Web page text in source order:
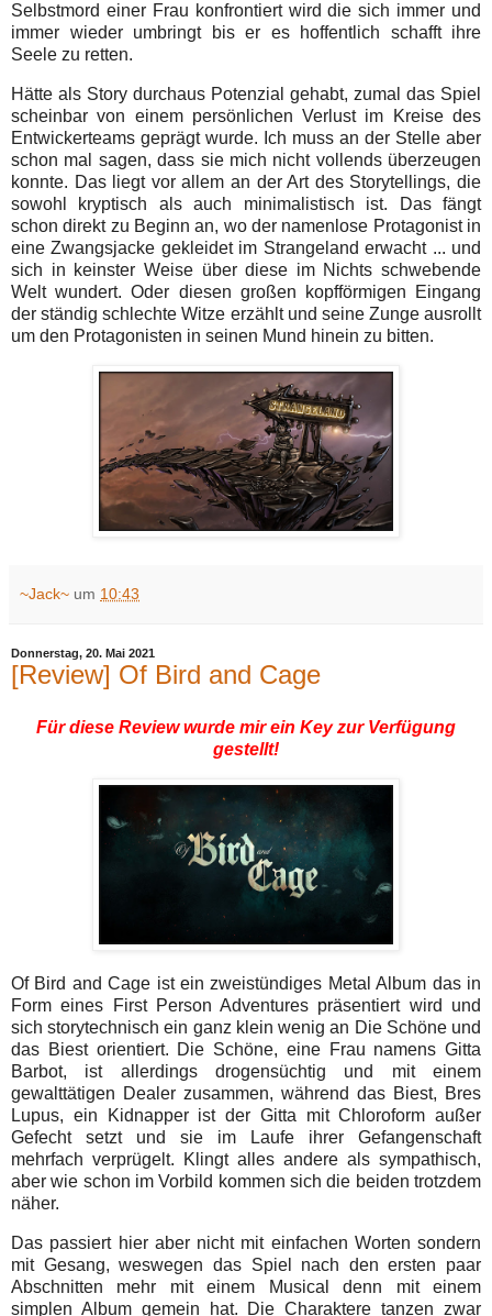
Selbstmord einer Frau konfrontiert wird die sich immer und
immer wieder umbringt bis er es hoffentlich schafft ihre
Seele zu retten.
Hätte als Story durchaus Potenzial gehabt, zumal das Spiel
scheinbar von einem persönlichen Verlust im Kreise des
Entwickerteams geprägt wurde. Ich muss an der Stelle aber
schon mal sagen, dass sie mich nicht vollends überzeugen
konnte. Das liegt vor allem an der Art des Storytellings, die
sowohl kryptisch als auch minimalistisch ist. Das fängt
schon direkt zu Beginn an, wo der namenlose Protagonist in
eine Zwangsjacke gekleidet im Strangeland erwacht ... und
sich in keinster Weise über diese im Nichts schwebende
Welt wundert. Oder diesen großen kopfförmigen Eingang
der ständig schlechte Witze erzählt und seine Zunge ausrollt
um den Protagonisten in seinen Mund hinein zu bitten.
~Jack~ um 10:43
Donnerstag, 20. Mai 2021
[Review] Of Bird and Cage
Für diese Review wurde mir ein Key zur Verfügung
gestellt!
Of Bird and Cage ist ein zweistündiges Metal Album das in
Form eines First Person Adventures präsentiert wird und
sich storytechnisch ein ganz klein wenig an Die Schöne und
das Biest orientiert. Die Schöne, eine Frau namens Gitta
Barbot, ist allerdings drogensüchtig und mit einem
gewalttätigen Dealer zusammen, während das Biest, Bres
Lupus, ein Kidnapper ist der Gitta mit Chloroform außer
Gefecht setzt und sie im Laufe ihrer Gefangenschaft
mehrfach verprügelt. Klingt alles andere als sympathisch,
aber wie schon im Vorbild kommen sich die beiden trotzdem
näher.
Das passiert hier aber nicht mit einfachen Worten sondern
mit Gesang, weswegen das Spiel nach den ersten paar
Abschnitten mehr mit einem Musical denn mit einem
simplen Album gemein hat. Die Charaktere tanzen zwar